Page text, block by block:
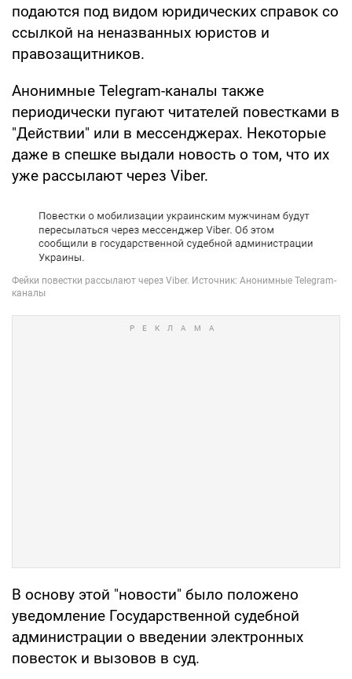
подаются под видом юридических справок со
ссылкой на неназванных юристов и
правозащитников.
Анонимные Telegram-каналы также
периодически пугают читателей повестками в
"Действии" или в мессенджерах. Некоторые
даже в спешке выдали новость о том, что их
уже рассылают через Viber.
В основу этой "новости" было положено
уведомление Государственной судебной
администрации о введении электронных
повесток и вызовов в суд.